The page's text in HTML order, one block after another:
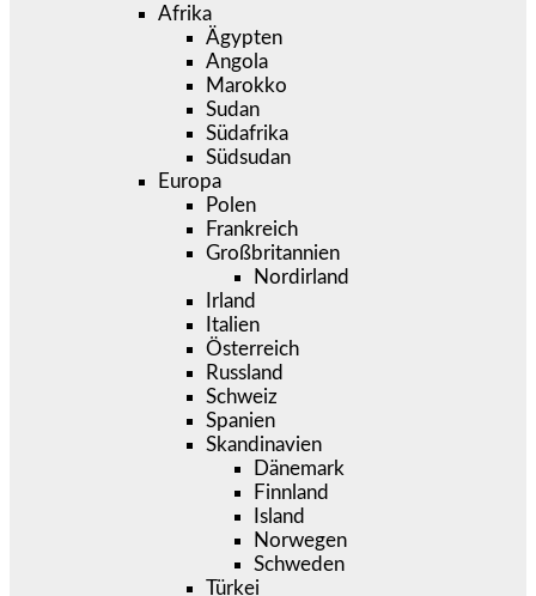
Afrika
Ägypten
Angola
Marokko
Sudan
Südafrika
Südsudan
Europa
Polen
Frankreich
Großbritannien
Nordirland
Irland
Italien
Österreich
Russland
Schweiz
Spanien
Skandinavien
Dänemark
Finnland
Island
Norwegen
Schweden
Türkei